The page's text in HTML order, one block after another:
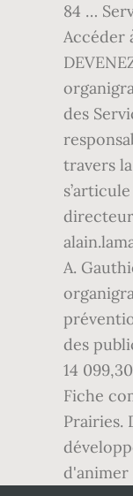
84 …
Accéder
des
travers
directeur
A.
des
14
Fiche
Prairies.
d'animer